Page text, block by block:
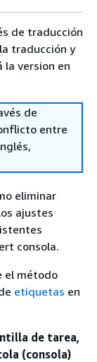
de traducción
traducción y
la version en
de
entre
eliminar
ajustes
consola.
el método
etiquetas en
de tarea,
(consola)